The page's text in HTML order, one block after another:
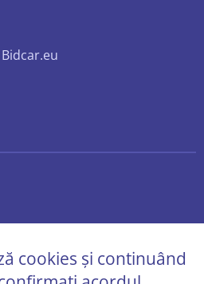
cookies și continuând